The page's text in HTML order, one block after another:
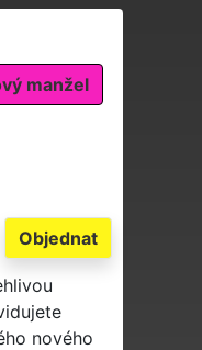
manžel
Objednat
nového